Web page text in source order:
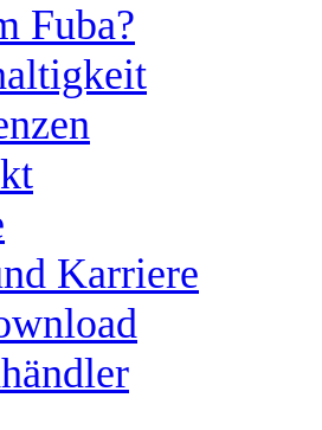
Fuba?
Karriere